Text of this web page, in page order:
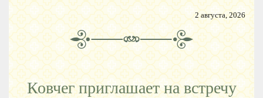
2 августа, 2026
Ковчег приглашает на встречу